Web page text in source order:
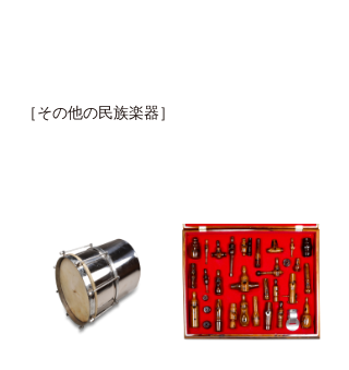
［その他の民族楽器］